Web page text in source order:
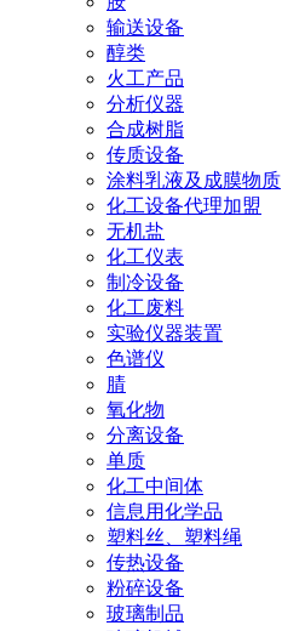
输送设备
醇类
火工产品
分析仪器
合成树脂
传质设备
涂料乳液及成膜物质
化工设备代理加盟
无机盐
化工仪表
制冷设备
化工废料
实验仪器装置
色谱仪
腈
氧化物
分离设备
单质
化工中间体
信息用化学品
塑料丝、塑料绳
传热设备
粉碎设备
玻璃制品